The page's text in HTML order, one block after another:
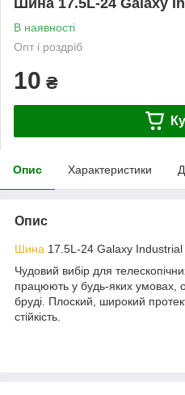
В наявності
Опт і роздріб
10 ₴
Опис Характеристики
Опис
Шина 17.5L-24 Galaxy
Чудовий вибір для
працюють у будь-яких умовах,
бруді. Плоский, широкий
стійкість.